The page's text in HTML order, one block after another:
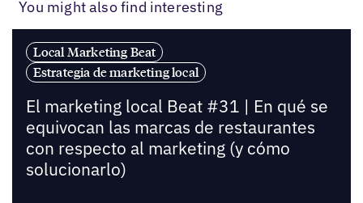
You might also find interesting
Local Marketing Beat
Estrategia de marketing local
El marketing local Beat #31 | En qué se
equivocan las marcas de restaurantes
con respecto al marketing (y cómo
solucionarlo)